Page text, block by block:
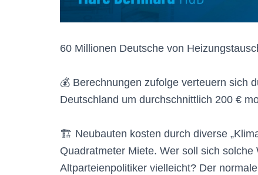
60 Millionen Deutsche von
💰 Berechnungen zufolge verteuern sich
Deutschland um durchschnittlich 200 €
🏗 Neubauten kosten durch diverse
Quadratmeter Miete. Wer soll sich
Altparteienpolitiker vielleicht? Der